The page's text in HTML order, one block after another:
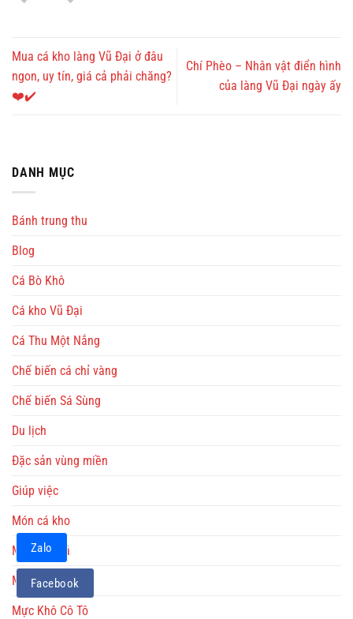
Mua cá kho làng Vũ Đại ở đâu
ngon, uy tín, giá cả phải chăng?
❤️✔️
Chí Phèo – Nhân vật điển hình
của làng Vũ Đại ngày ấy
DANH MỤC
Bánh trung thu
Blog
Cá Bò Khô
Cá kho Vũ Đại
Cá Thu Một Nắng
Chế biến cá chỉ vàng
Chế biến Sá Sùng
Du lịch
Đặc sản vùng miền
Giúp việc
Món cá kho
Món chả cá
Món chả mực
Mực Khô Cô Tô
Zalo
Facebook